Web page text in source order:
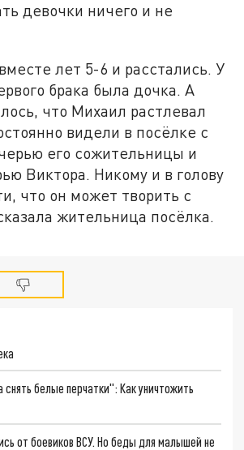
девочки ничего и не
лет 5-6 и расстались. У
брака была дочка. А
что Михаил растлевал
видели в посёлке с
его сожительницы и
Виктора. Никому и в голову
что он может творить с
жительница посёлка.
снять белые перчатки": Как уничтожить
от боевиков ВСУ. Но беды для малышей не